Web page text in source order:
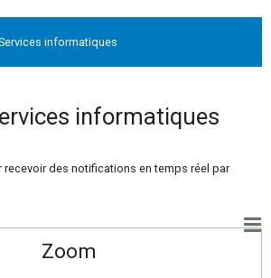
informatiques
informatiques
des notifications en temps réel par
Zoom